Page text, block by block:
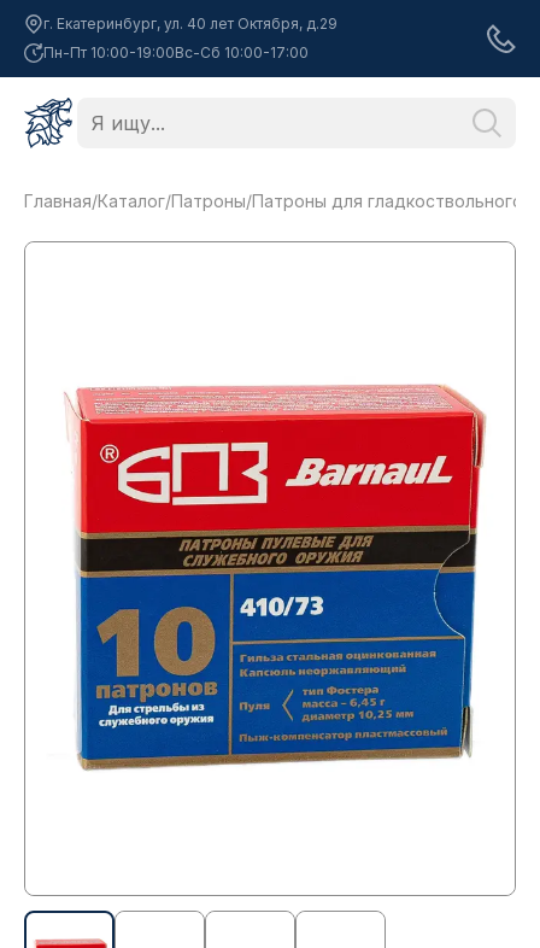
г. Екатеринбург, ул. 40 лет Октября, д.29
Пн-Пт 10:00-19:00Вс-Сб 10:00-17:00
Главная/Каталог/Патроны/Патроны для гладкоствольного